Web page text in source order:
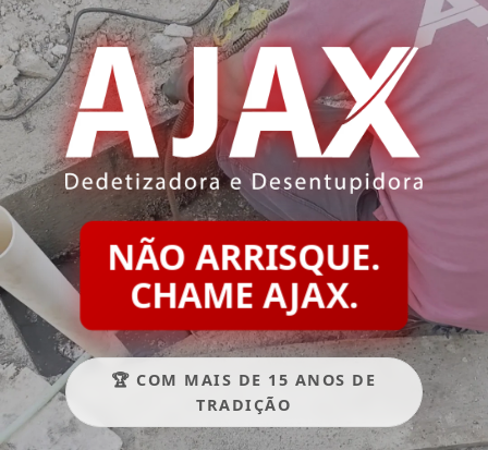
NÃO ARRISQUE.
CHAME AJAX.
🏆 COM MAIS DE 15 ANOS DE
TRADIÇÃO